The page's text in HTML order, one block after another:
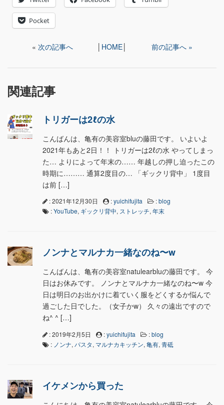
Pocket
« 次の記事へ │ HOME│ 前の記事へ »
関連記事
トリガーは2ℓの水
こんばんは、亀有の美容室bluの藤田です。 いよいよ
2021年もあと2日！！ トリガーは2ℓの水 やってしまっ
た… よりによって年末の…… 年越しの押し迫ったこの
時期に……… 通算2度目の… 「ギックリ背中」 1度目
は前 […]
: 2021年12月30日 :yuichifujita :blog
:YouTube, ギックリ背中, ストレッチ, 年末
ノンナとマルナカ一緒なのね〜w
こんばんは、亀有の美容室natulearbluの藤田です。 今
日はお休みです。 ノンナとマルナカ一緒なのね〜w 今
日は明日のお出かけに着ていく服をどくするか悩んで
過ごした日でした。（女子かw） 久々の遠出ですので
ね^ ^ […]
: 2019年2月5日 :yuichifujita :blog
: ノンナ, パスタ, マルナカキッチン, 亀有, 青砥
イケメンから買った